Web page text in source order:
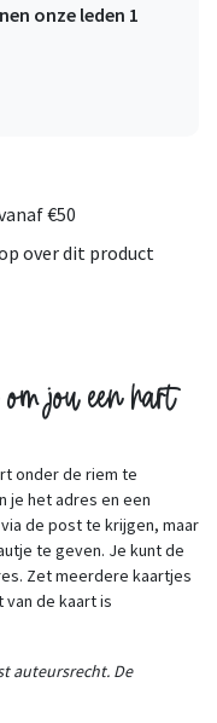
onze leden 1
€50
over dit product
jou een hart
onder de riem te
je het adres en een
de post te krijgen, maar
te geven. Je kunt de
Zet meerdere kaartjes
de kaart is
auteursrecht. De